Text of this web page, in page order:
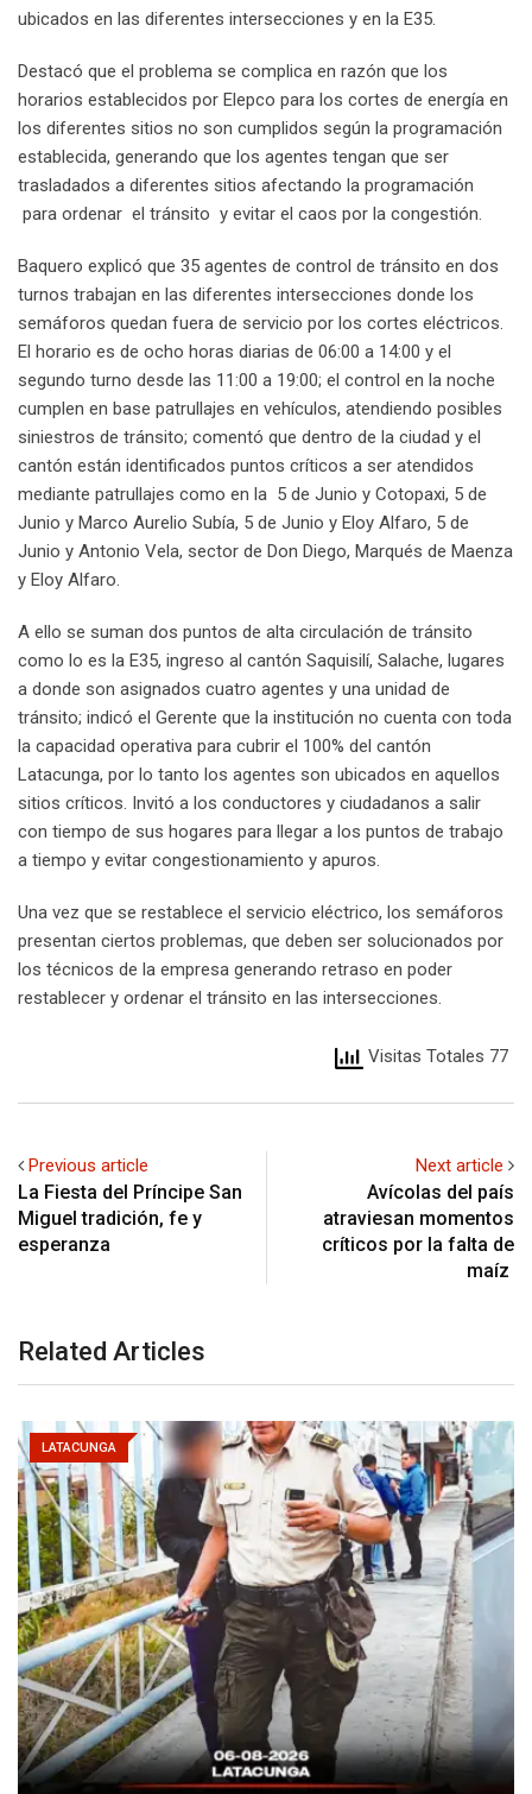
ubicados en las diferentes intersecciones y en la E35.
Destacó que el problema se complica en razón que los
horarios establecidos por Elepco para los cortes de energía en
los diferentes sitios no son cumplidos según la programación
establecida, generando que los agentes tengan que ser
trasladados a diferentes sitios afectando la programación
para ordenar el tránsito y evitar el caos por la congestión.
Baquero explicó que 35 agentes de control de tránsito en dos
turnos trabajan en las diferentes intersecciones donde los
semáforos quedan fuera de servicio por los cortes eléctricos.
El horario es de ocho horas diarias de 06:00 a 14:00 y el
segundo turno desde las 11:00 a 19:00; el control en la noche
cumplen en base patrullajes en vehículos, atendiendo posibles
siniestros de tránsito; comentó que dentro de la ciudad y el
cantón están identificados puntos críticos a ser atendidos
mediante patrullajes como en la 5 de Junio y Cotopaxi, 5 de
Junio y Marco Aurelio Subía, 5 de Junio y Eloy Alfaro, 5 de
Junio y Antonio Vela, sector de Don Diego, Marqués de Maenza
y Eloy Alfaro.
A ello se suman dos puntos de alta circulación de tránsito
como lo es la E35, ingreso al cantón Saquisilí, Salache, lugares
a donde son asignados cuatro agentes y una unidad de
tránsito; indicó el Gerente que la institución no cuenta con toda
la capacidad operativa para cubrir el 100% del cantón
Latacunga, por lo tanto los agentes son ubicados en aquellos
sitios críticos. Invitó a los conductores y ciudadanos a salir
con tiempo de sus hogares para llegar a los puntos de trabajo
a tiempo y evitar congestionamiento y apuros.
Una vez que se restablece el servicio eléctrico, los semáforos
presentan ciertos problemas, que deben ser solucionados por
los técnicos de la empresa generando retraso en poder
restablecer y ordenar el tránsito en las intersecciones.
Visitas Totales 77
Previous article
La Fiesta del Príncipe San
Miguel tradición, fe y
esperanza
Next article
Avícolas del país
atraviesan momentos
críticos por la falta de
maíz
Related Articles
LATACUNGA